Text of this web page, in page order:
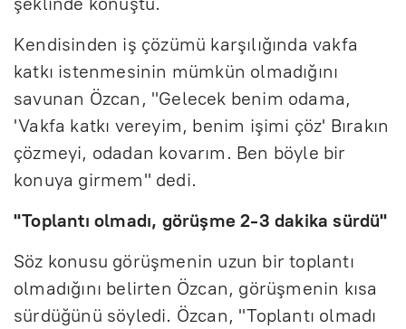
Kendisinden iş çözümü karşılığında vakfa
katkı istenmesinin mümkün olmadığını
savunan Özcan, "Gelecek benim odama,
'Vakfa katkı vereyim, benim işimi çöz' Bırakın
çözmeyi, odadan kovarım. Ben böyle bir
konuya girmem" dedi.
"Toplantı olmadı, görüşme 2-3 dakika sürdü"
Söz konusu görüşmenin uzun bir toplantı
olmadığını belirten Özcan, görüşmenin kısa
sürdüğünü söyledi. Özcan, "Toplantı olmadı